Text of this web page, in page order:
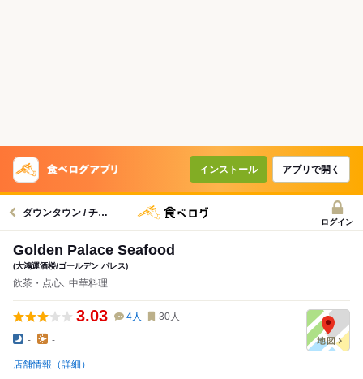
インストール アプリで開く
ダウンタウン / チャイナタウングルメへ
ログイン
Golden Palace Seafood
(大鴻運酒楼/ゴールデン パレス)
飲茶・点心､ 中華料理
3.03 4人 30人
- -
店舗情報（詳細）